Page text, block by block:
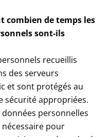
combien de temps les
sont-ils
recueillis
des serveurs
et sont protégés au
sécurité appropriées.
personnelles
pour